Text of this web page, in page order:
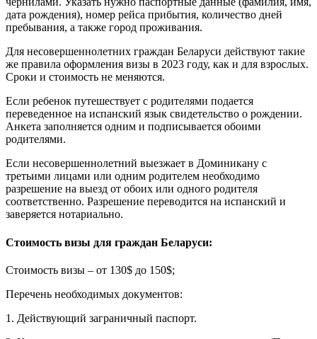
дата рождения), номер рейса прибытия, количество дней
пребывания, а также город проживания.
Для несовершеннолетних граждан Беларуси действуют такие
же правила оформления визы в 2023 году, как и для взрослых.
Сроки и стоимость не меняются.
Если ребенок путешествует с родителями подается
переведенное на испанский язык свидетельство о рождении.
Анкета заполняется одним и подписывается обоими
родителями.
Если несовершеннолетний выезжает в Доминикану с
третьими лицами или одним родителем необходимо
разрешение на выезд от обоих или одного родителя
соответственно. Разрешение переводится на испанский и
заверяется нотариально.
Стоимость визы для граждан Беларуси:
Стоимость визы – от 130$ до 150$;
Перечень необходимых документов:
1. Действующий заграничный паспорт.